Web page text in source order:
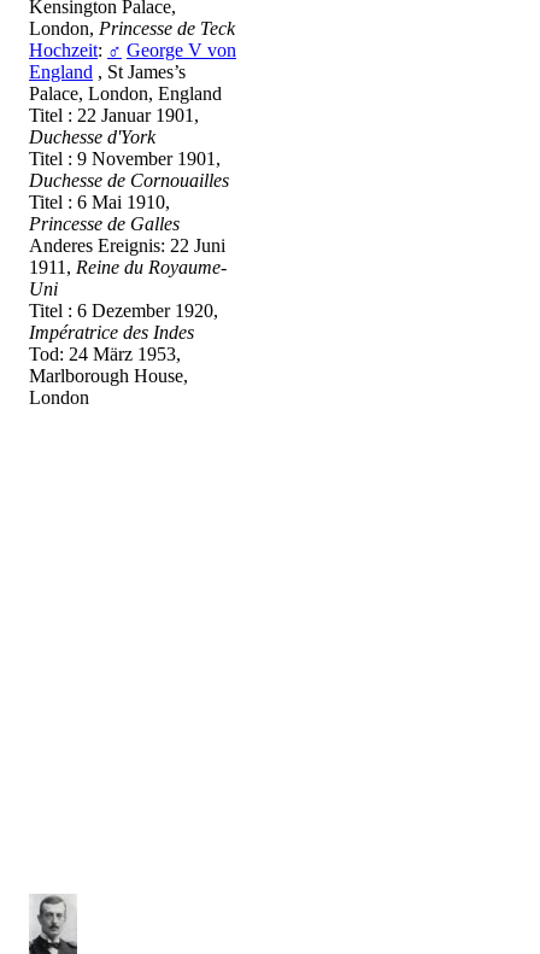
Kensington Palace,
London, Princesse de Teck
Hochzeit: ♂ George V von
England , St James’s
Palace, London, England
Titel : 22 Januar 1901,
Duchesse d'York
Titel : 9 November 1901,
Duchesse de Cornouailles
Titel : 6 Mai 1910,
Princesse de Galles
Anderes Ereignis: 22 Juni
1911, Reine du Royaume-
Uni
Titel : 6 Dezember 1920,
Impératrice des Indes
Tod: 24 März 1953,
Marlborough House,
London